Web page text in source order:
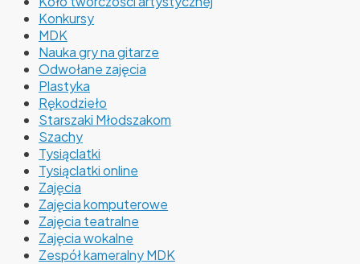
Konkursy
MDK
Nauka gry na gitarze
Odwołane zajęcia
Plastyka
Rękodzieło
Starszaki Młodszakom
Szachy
Tysiąclatki
Tysiąclatki online
Zajęcia
Zajęcia komputerowe
Zajęcia teatralne
Zajęcia wokalne
Zespół kameralny MDK